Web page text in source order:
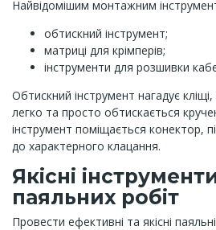
Найвідомішим монтажним
обтискний інструмент;
матриці для крімперів;
інструменти для розшивки
Обтискний інструмент нагадує
легко та просто обтискається
інструмент поміщається конектор,
до характерного клацання.
Якісні
паяльних робіт
Провести ефективні та якісні